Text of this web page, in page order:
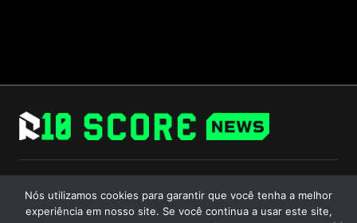
Follow Us
Nós utilizamos cookies para garantir que você tenha a melhor
experiência em nosso site. Se você continua a usar este site,